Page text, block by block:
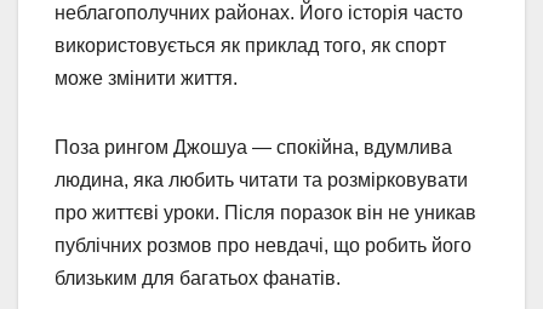
неблагополучних районах. Його історія часто
використовується як приклад того, як спорт
може змінити життя.
Поза рингом Джошуа — спокійна, вдумлива
людина, яка любить читати та розмірковувати
про життєві уроки. Після поразок він не уникав
публічних розмов про невдачі, що робить його
близьким для багатьох фанатів.